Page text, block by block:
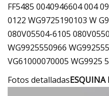
FF5485 0040946604 004
0122 WG9725190103 W
080V05504-6105
WG9925550966
VG61000070005 WG9925
Fotos detalladasESQUINA